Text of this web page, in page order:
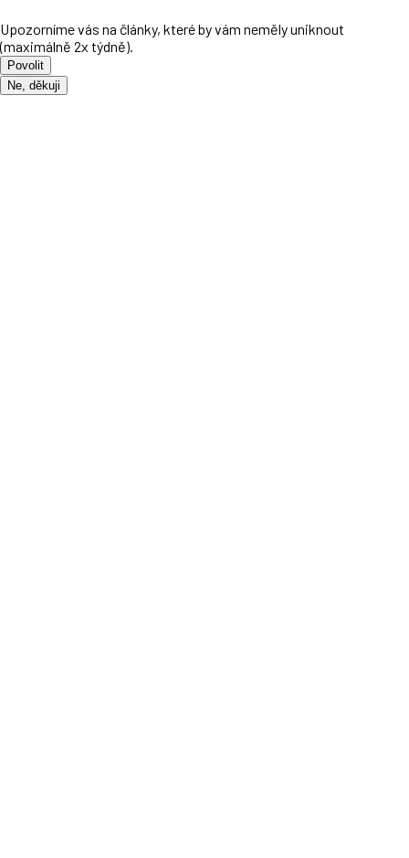
Upozorníme vás na články, které by vám neměly uniknout
(maximálně 2x týdně).
Povolit
Ne, děkuji